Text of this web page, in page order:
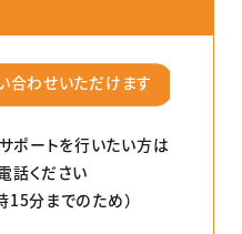
合わせいただけます
ポートを⾏いたい⽅は
話ください
15分までのため）